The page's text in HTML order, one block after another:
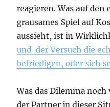
reagieren. Was auf den
grausames Spiel auf
aussieht, ist in
und der Versuch die
befriedigen, oder sich
Was das Dilemma
der Partner in dieser